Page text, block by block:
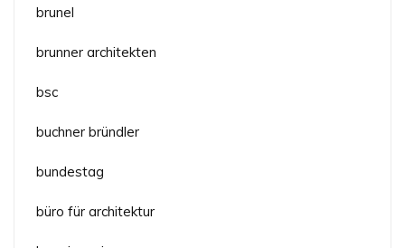
brunel
brunner architekten
bsc
buchner bründler
bundestag
büro für architektur